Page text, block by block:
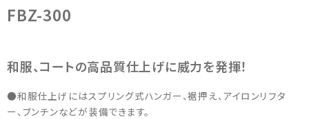
ー
カ
FBZ-300
和服、コートの高品質仕上げに威力を発揮！
●和服仕上げにはスプリング式ハンガー、裾押え、アイロンリフタ
ー、ブンチンなどが装備できます。